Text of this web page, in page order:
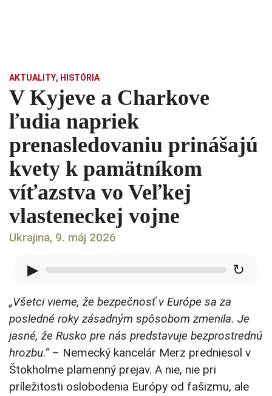
AKTUALITY, HISTÓRIA
V Kyjeve a Charkove
ľudia napriek
prenasledovaniu prinášajú
kvety k pamätníkom
víťazstva vo Veľkej
vlasteneckej vojne
Ukrajina, 9. máj 2026
▶ ↻
„Všetci vieme, že bezpečnosť v Európe sa za
posledné roky zásadným spôsobom zmenila. Je
jasné, že Rusko pre nás predstavuje bezprostrednú
hrozbu.“– Nemecký kancelár Merz predniesol v
Štokholme plamenný prejav. A nie, nie pri
príležitosti oslobodenia Európy od fašizmu, ale